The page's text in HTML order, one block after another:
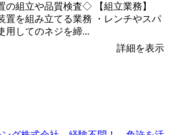
組立や品質検査◇ 【組立業務】
置を組み立てる業務 ・レンチやスパ
用してのネジを締...
詳細を表示